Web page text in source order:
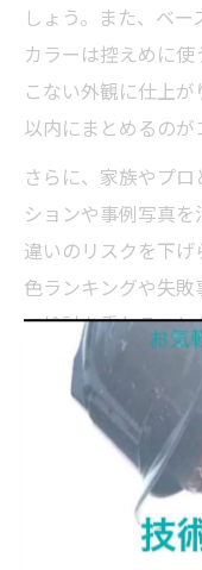
しょう。また、ベ
カラーは控えめに
こない外観に仕上
以内にまとめるのが
さらに、家族やプ
ションや事例写真
違いのリスクを下
色ランキングや失
で検討を重ねること
外壁塗装色選びシ
外壁塗装の色選び
ンの活用が非常に
ソコンで使えるシ
自宅の写真を使っ